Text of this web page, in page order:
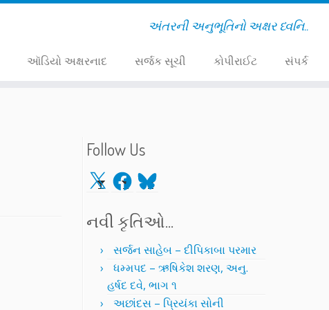
અંતરની અનુભૂતિનો અક્ષર ધ્વનિ..
ઑડિયો અક્ષરનાદ સર્જક સૂચી કોપીરાઈટ સંપર્ક
Follow Us
X Facebook
Bluesky
નવી કૃતિઓ…
સર્જન સાહેબ – દીપિકાબા પરમાર
ધમ્મપદ – ઋષિકેશ શરણ, અનુ.
હર્ષદ દવે, ભાગ ૧
અછાંદસ – પ્રિયંકા સોની